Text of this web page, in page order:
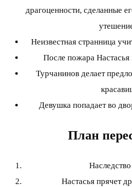
драгоценности, сделанные
Неизвестная странница
После пожара Настасья
Турчанинов делает
Девушка попадает во
План
Настасья прячет